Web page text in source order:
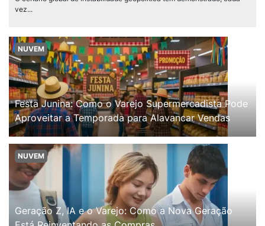
vez...
NUVEM
Festa Junina: Como o Varejo Supermercadista Pode
Aproveitar a Temporada para Alavancar Vendas
NUVEM
Geração Z, IA e o Varejo: Como a Nova Geração